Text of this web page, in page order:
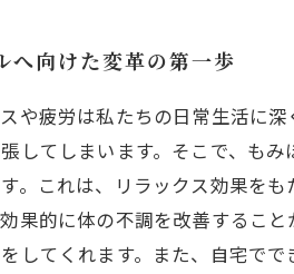
へ向けた変革の第一歩
や疲労は私たちの日常生活に
してしまいます。そこで、も
。これは、リラックス効果を
果的に体の不調を改善するこ
してくれます。また、自宅で